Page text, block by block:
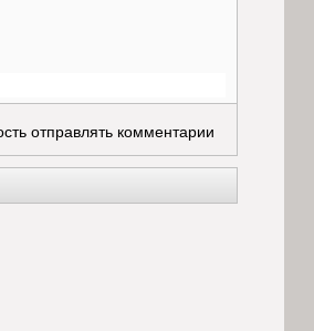
отправлять комментарии